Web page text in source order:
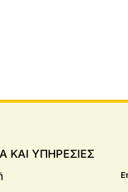
ΚΑΙ ΥΠΗΡΕΣΙΕΣ